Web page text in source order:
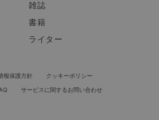
雑誌
書籍
ライター
報保護方針
クッキーポリシー
サービスに関するお問い合わせ